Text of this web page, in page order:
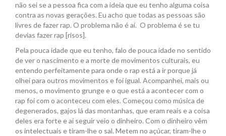
não sei se a pessoa fica com a ideia que eu tenho alguma coisa
contra as novas gerações. Eu acho que todas as pessoas são
livres de fazer rap. O problema não é aí. O problema é se tu
devias fazer rap [risos].
Pela pouca idade que eu tenho, falo de pouca idade no sentido
de ver o nascimento e a morte de movimentos culturais, eu
entendo perfeitamente para onde o rap está a ir porque já
olhei para outros movimentos e foi igual. Acompanhei, mais ou
menos, o movimento grunge e o que está a acontecer com o
rap foi com o aconteceu com eles. Começou como música de
degenerados, gajos lá das montanhas, que eram reais e a coisa
deles era forte e aí seguir veio o dinheiro. Com o dinheiro vêm
os intelectuais e tiram-lhe o sal. Metem no açúcar, tiram-lhe o